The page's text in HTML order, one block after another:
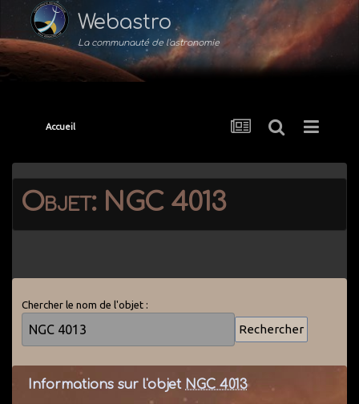
Webastro
La communauté de l'astronomie
Accueil
Objet: NGC 4013
Chercher le nom de l'objet :
Informations sur l'objet NGC 4013